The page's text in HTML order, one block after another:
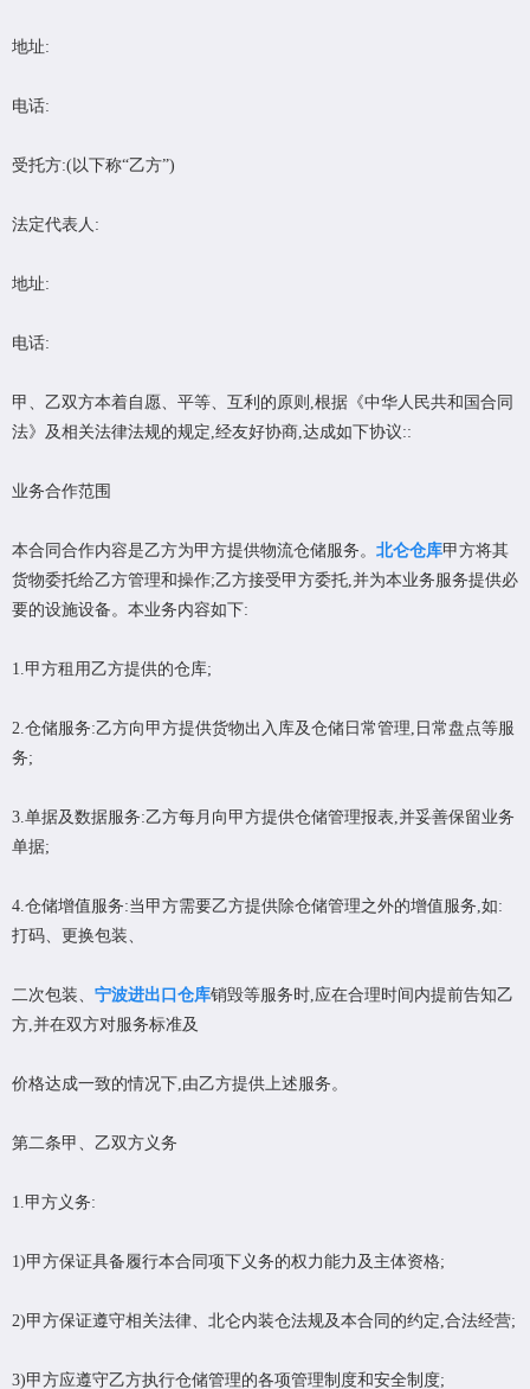
地址:
电话:
受托方:(以下称“乙方”)
法定代表人:
地址:
电话:
甲、乙双方本着自愿、平等、互利的原则,根据《中华人民共和国合同
法》及相关法律法规的规定,经友好协商,达成如下协议::
业务合作范围
本合同合作内容是乙方为甲方提供物流仓储服务。 北仑仓库甲方将其
货物委托给乙方管理和操作;乙方接受甲方委托,并为本业务服务提供必
要的设施设备。本业务内容如下:
1.甲方租用乙方提供的仓库;
2.仓储服务:乙方向甲方提供货物出入库及仓储日常管理,日常盘点等服
务;
3.单据及数据服务:乙方每月向甲方提供仓储管理报表,并妥善保留业务
单据;
4.仓储增值服务:当甲方需要乙方提供除仓储管理之外的增值服务,如:
打码、更换包装、
二次包装、 宁波进出口仓库销毁等服务时,应在合理时间内提前告知乙
方,并在双方对服务标准及
价格达成一致的情况下,由乙方提供上述服务。
第二条甲、乙双方义务
1.甲方义务:
1)甲方保证具备履行本合同项下义务的权力能力及主体资格;
2)甲方保证遵守相关法律、北仑内装仓法规及本合同的约定,合法经营;
3)甲方应遵守乙方执行仓储管理的各项管理制度和安全制度;